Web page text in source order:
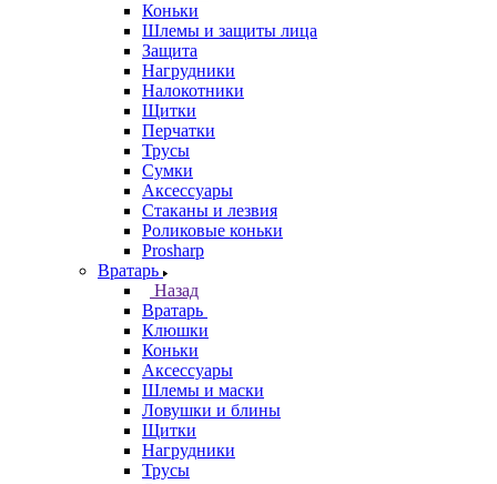
Коньки
Шлемы и защиты лица
Защита
Нагрудники
Налокотники
Щитки
Перчатки
Трусы
Сумки
Аксессуары
Стаканы и лезвия
Роликовые коньки
Prosharp
Вратарь
Назад
Вратарь
Клюшки
Коньки
Аксессуары
Шлемы и маски
Ловушки и блины
Щитки
Нагрудники
Трусы